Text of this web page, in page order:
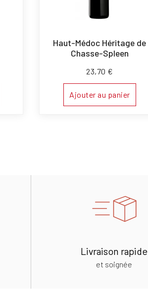
Haut-Médoc Héritage de
Chasse-Spleen
23,70 €
Ajouter au panier
Livraison rapide
et soignée